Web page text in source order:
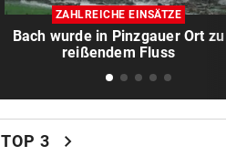
„Katastrophal“: Benatia
mit Ex-Klub ab
Frau entdeckte
ihrem Auto
ZAHLREICHE EINSÄTZE
Bach wurde in Pinzgauer Ort zu
reißendem Fluss
TOP 3 chevron_right